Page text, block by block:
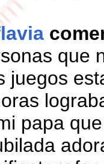
que
juegos
papa